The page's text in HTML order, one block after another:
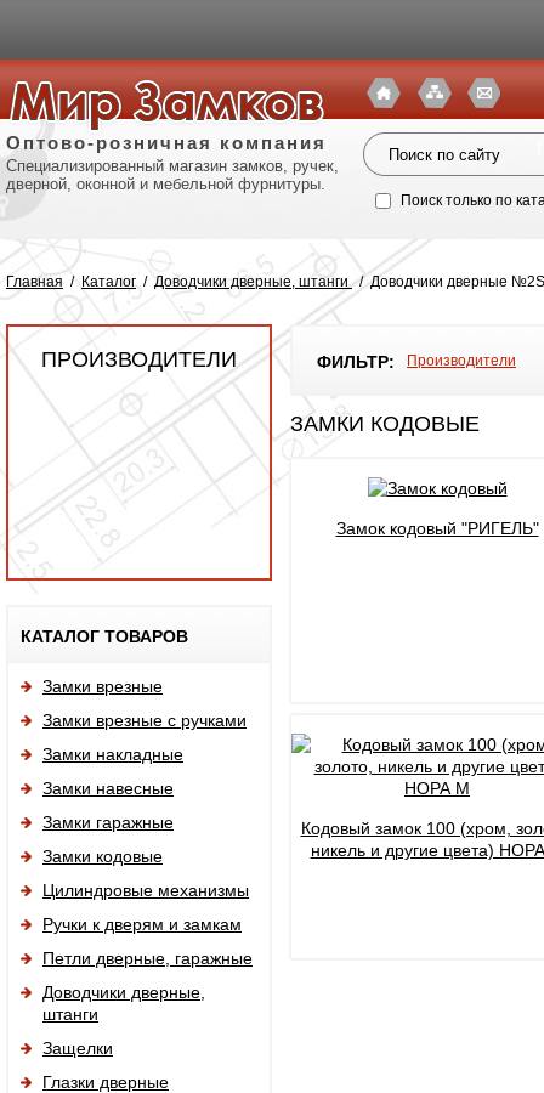
Оптово-розничная компания
Специализированный магазин замков, ручек,
дверной, оконной и мебельной фурнитуры.
Поиск только по
Главная / Каталог / Доводчики дверные, штанги / Доводчики дверные
ПРОИЗВОДИТЕЛИ
КАТАЛОГ ТОВАРОВ
Замки врезные
Замки врезные с ручками
Замки накладные
Замки навесные
Замки гаражные
Замки кодовые
Цилиндровые механизмы
Ручки к дверям и замкам
Петли дверные, гаражные
Доводчики дверные,
штанги
Защелки
Глазки дверные
ФИЛЬТР: Производители
ЗАМКИ КОДОВЫЕ
Замок кодовый "РИГЕЛЬ"
Кодовый замок 100 (хром,
никель и другие цвета)